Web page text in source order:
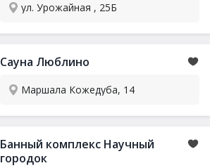
ул. Урожайная , 25Б
Сауна Люблино
Маршала Кожедуба, 14
Банный комплекс Научный
городок